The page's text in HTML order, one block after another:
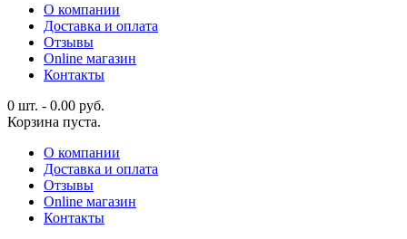
О компании
Доставка и оплата
Отзывы
Online магазин
Контакты
0 шт. - 0.00 руб.
Корзина пуста.
О компании
Доставка и оплата
Отзывы
Online магазин
Контакты